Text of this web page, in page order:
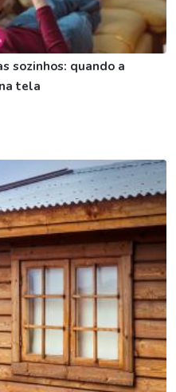
sozinhos: quando a
tela